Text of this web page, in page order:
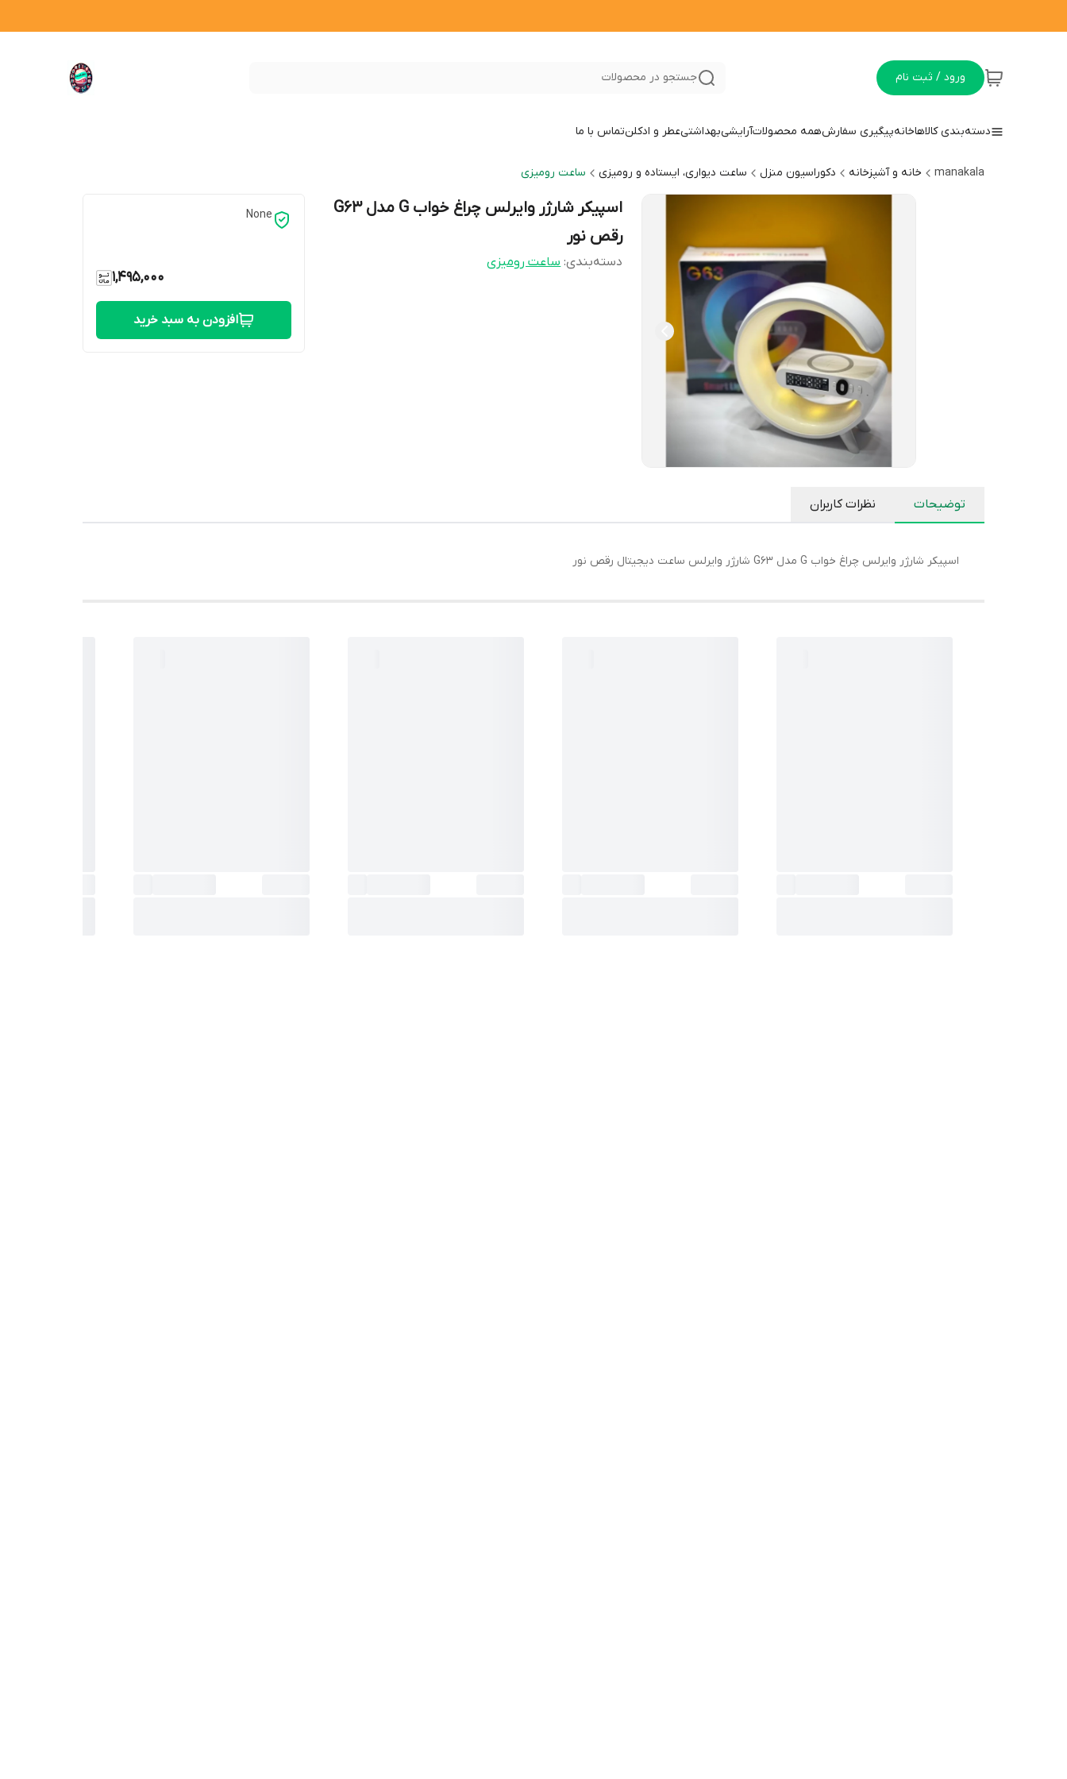
ورود / ثبت نام جستجو در محصولات
دسته‌بندی کالاهاخانهپیگیری سفارشهمه محصولاتآرایشیبهداشتیعطر و ادکلنتماس با ما
manakala خانه و آشپزخانه دکوراسیون منزل ساعت دیواری، ایستاده و رومیزی ساعت رومیزی
اسپیکر شارژر وایرلس چراغ خواب G مدل G63
رقص نور
دسته‌بندی:ساعت رومیزی
None
1,495,000
افزودن به سبد خرید
توضیحات نظرات کاربران
اسپیکر شارژر وایرلس چراغ خواب G مدل G63 شارژر وایرلس ساعت دیجیتال رقص نور